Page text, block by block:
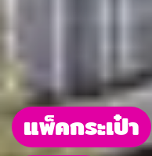
แพ็คกระเป๋า